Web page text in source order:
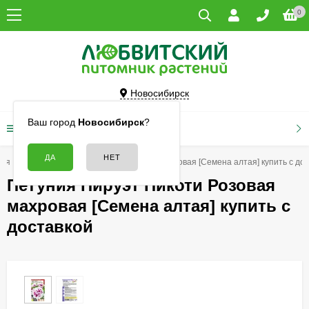
0
Новосибирск
Ваш город Новосибирск?
КАТАЛОГ ТОВАРОВ
Петуния Пируэт Пикоти Розовая махровая [Семена алтая] купить с
Петуния Пируэт Пикоти Розовая
махровая [Семена алтая] купить с
доставкой